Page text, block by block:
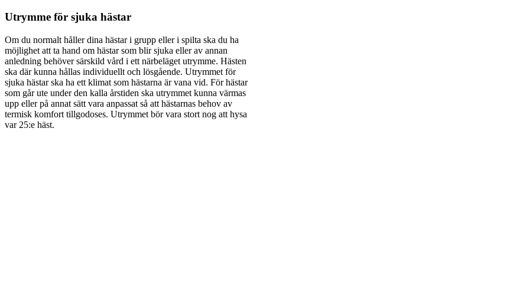
Utrymme för sjuka hästar
Om du normalt håller dina hästar i grupp eller i spilta ska du ha
möjlighet att ta hand om hästar som blir sjuka eller av annan
anledning behöver särskild vård i ett närbeläget utrymme. Hästen
ska där kunna hållas individuellt och lösgående. Utrymmet för
sjuka hästar ska ha ett klimat som hästarna är vana vid. För hästar
som går ute under den kalla årstiden ska utrymmet kunna värmas
upp eller på annat sätt vara anpassat så att hästarnas behov av
termisk komfort tillgodoses. Utrymmet bör vara stort nog att hysa
var 25:e häst.